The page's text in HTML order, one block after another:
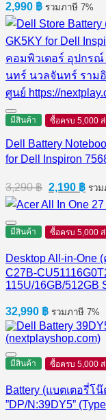
2,990 ฿ รวมภาษี 7%
มีสินค้า ซื้อครบ 5,000
Dell Battery
for Dell Inspiron
3,290฿ Original
price
was:
3,290 ฿.
2,190 ฿
price
is:
รวม
มีสินค้า ซื้อครบ 5,000
Desktop All-in-One
C27B-
115U/16GB/512GB
32,990 ฿ รวมภาษี 7%
มีสินค้า ซื้อครบ 5,000
Battery (แบตเตอรี่โ
”DP/N:39DY5”